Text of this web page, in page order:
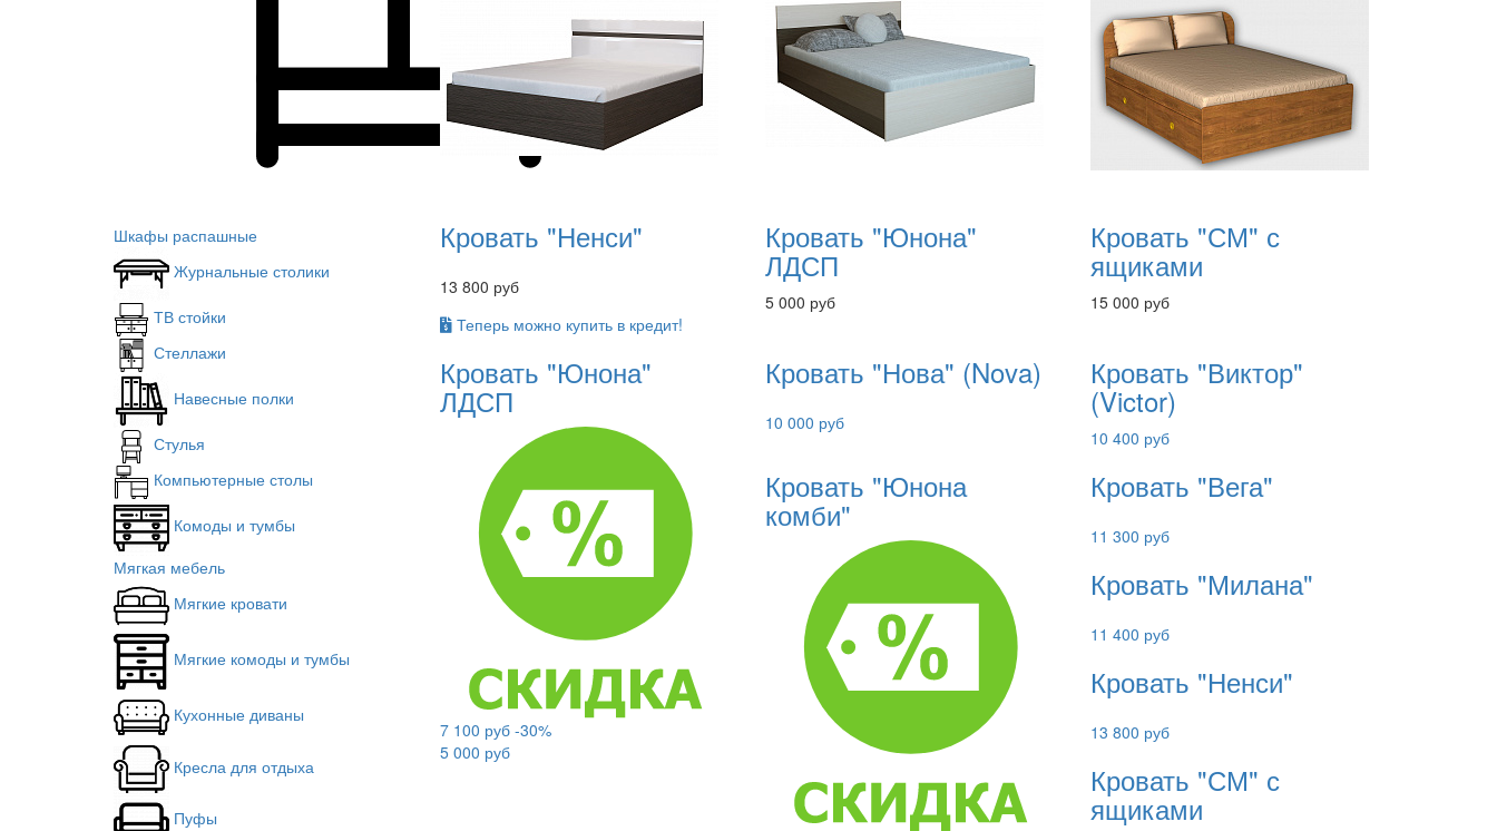
Шкафы распашные
Журнальные столики
ТВ стойки
Стеллажи
Навесные полки
Стулья
Компьютерные столы
Комоды и тумбы
Мягкая мебель
Мягкие кровати
Мягкие комоды и тумбы
Кухонные диваны
Кресла для отдыха
Пуфы
Кровать "Ненси"
13 800 руб
Кровать "Юнона"
ЛДСП
5 000 руб
Кровать "СМ" с
ящиками
15 000 руб
Теперь можно купить в кредит!
Кровать "Юнона"
ЛДСП
7 100 руб-30%
5 000 руб
Кровать "Нова" (Nova)
10 000 руб
Кровать "Виктор"
(Victor)
10 400 руб
Кровать "Юнона
комби"
Кровать "Вега"
11 300 руб
Кровать "Милана"
11 400 руб
Кровать "Ненси"
13 800 руб
Кровать "СМ" с
ящиками